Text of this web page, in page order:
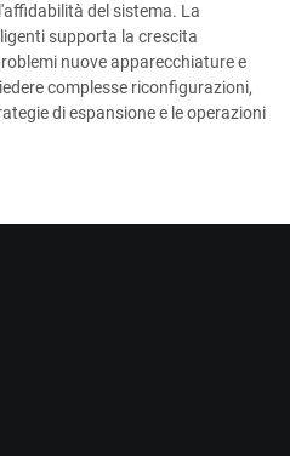
del sistema. La
supporta la crescita
nuove apparecchiature e
complesse riconfigurazioni,
di espansione e le operazioni